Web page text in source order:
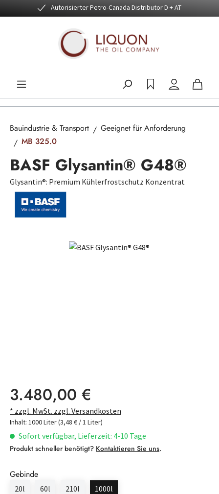
Zum Hauptinhalt springenAutorisierter Petro-Canada Distributor D + AT
Bauindustrie & Transport
Geeignet für Anforderung
MB 325.0
BASF Glysantin® G48®
Glysantin®: Premium Kühlerfrostschutz Konzentrat
Bildergalerie überspringen
Regulärer Preis:
3.480,00 €
* zzgl. MwSt. zzgl. Versandkosten
Inhalt: 1000 Liter(3,48 € / 1 Liter)
Sofort verfügbar, Lieferzeit: 4-10 Tage
Produkt schneller benötigt? Kontaktieren Sie uns.
Gebinde
20l 60l 210l 1000l